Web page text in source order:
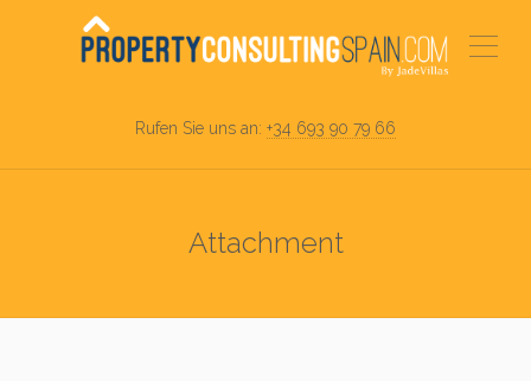
Rufen Sie uns an: +34 693 90 79 66
Attachment